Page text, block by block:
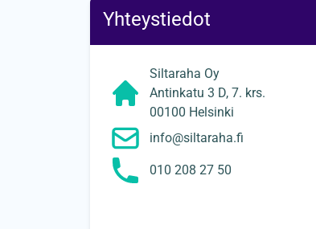
Yhteystiedot
Siltaraha Oy
Antinkatu 3 D, 7. krs.
00100 Helsinki
info@siltaraha.fi
010 208 27 50